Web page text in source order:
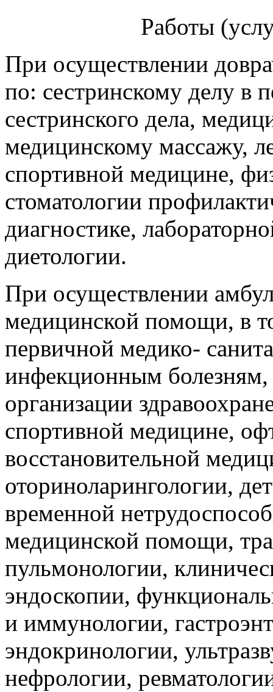
Работы
При осуществлении
по: сестринскому делу в
сестринского дела,
медицинскому массажу,
спортивной медицине,
стоматологии
диагностике,
диетологии.
При осуществлении
медицинской помощи, в
первичной медико-
инфекционным
организации
спортивной медицине,
восстановительной
оториноларингологии,
временной
медицинской помощи,
пульмонологии,
эндоскопии,
и иммунологии,
эндокринологии,
нефрологии,